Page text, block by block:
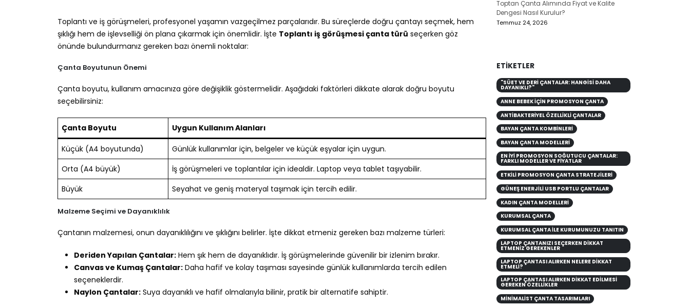
Toplantı ve iş görüşmeleri, profesyonel yaşamın vazgeçilmez parçalarıdır. Bu süreçlerde doğru çantayı seçmek, hem
şıklığı hem de işlevselliği ön plana çıkarmak için önemlidir. İşte Toplantı iş görüşmesi çanta türü seçerken göz
önünde bulundurmanız gereken bazı önemli noktalar:
Çanta Boyutunun Önemi
Çanta boyutu, kullanım amacınıza göre değişiklik göstermelidir. Aşağıdaki faktörleri dikkate alarak doğru boyutu
seçebilirsiniz:
Çanta Boyutu Uygun Kullanım Alanları
Küçük (A4 boyutunda)
Günlük kullanımlar için, belgeler ve küçük eşyalar için uygun.
Orta (A4 büyük)
İş görüşmeleri ve toplantılar için idealdir. Laptop veya tablet taşıyabilir.
Büyük
Seyahat ve geniş materyal taşımak için tercih edilir.
Malzeme Seçimi ve Dayanıklılık
Çantanın malzemesi, onun dayanıklılığını ve şıklığını belirler. İşte dikkat etmeniz gereken bazı malzeme türleri:
Deriden Yapılan Çantalar: Hem şık hem de dayanıklıdır. İş görüşmelerinde güvenilir bir izlenim bırakır.
Canvas ve Kumaş Çantalar: Daha hafif ve kolay taşıması sayesinde günlük kullanımlarda tercih edilen
seçeneklerdir.
Naylon Çantalar: Suya dayanıklı ve hafif olmalarıyla bilinir, pratik bir alternatife sahiptir.
Toptan Çanta Alımında Fiyat ve Kalite
Dengesi Nasıl Kurulur?
Temmuz 24, 2026
ETIKETLER
"SÜET VE DERI ÇANTALAR: HANGISI DAHA
DAYANIKLI?"
ANNE BEBEK İÇIN PROMOSYON ÇANTA
ANTIBAKTERIYEL ÖZELLIKLI ÇANTALAR
BAYAN ÇANTA KOMBİNLERİ
BAYAN ÇANTA MODELLERİ
EN İYI PROMOSYON SOĞUTUCU ÇANTALAR:
FARKLI MODELLER VE FIYATLAR
ETKILI PROMOSYON ÇANTA STRATEJILERI
GÜNEŞ ENERJILI USB PORTLU ÇANTALAR
KADIN ÇANTA MODELLERİ
KURUMSAL ÇANTA
KURUMSAL ÇANTA ILE KURUMUNUZU TANITIN
LAPTOP ÇANTANIZI SEÇERKEN DIKKAT
ETMENIZ GEREKENLER
LAPTOP ÇANTASI ALIRKEN NELERE DİKKAT
ETMELİ?
LAPTOP ÇANTASI ALIRKEN DIKKAT EDILMESI
GEREKEN ÖZELLIKLER
MINIMALIST ÇANTA TASARIMLARI